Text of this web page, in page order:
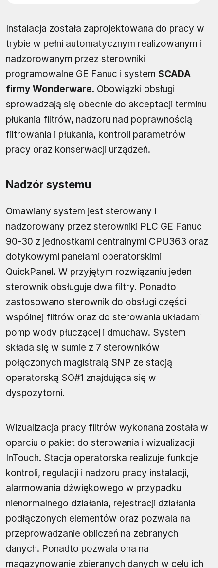
Instalacja została zaprojektowana do pracy w
trybie w pełni automatycznym realizowanym i
nadzorowanym przez sterowniki
programowalne GE Fanuc i system SCADA
firmy Wonderware. Obowiązki obsługi
sprowadzają się obecnie do akceptacji terminu
płukania filtrów, nadzoru nad poprawnością
filtrowania i płukania, kontroli parametrów
pracy oraz konserwacji urządzeń.
Nadzór systemu
Omawiany system jest sterowany i
nadzorowany przez sterowniki PLC GE Fanuc
90-30 z jednostkami centralnymi CPU363 oraz
dotykowymi panelami operatorskimi
QuickPanel. W przyjętym rozwiązaniu jeden
sterownik obsługuje dwa filtry. Ponadto
zastosowano sterownik do obsługi części
wspólnej filtrów oraz do sterowania układami
pomp wody płuczącej i dmuchaw. System
składa się w sumie z 7 sterowników
połączonych magistralą SNP ze stacją
operatorską SO#1 znajdująca się w
dyspozytorni.
Wizualizacja pracy filtrów wykonana została w
oparciu o pakiet do sterowania i wizualizacji
InTouch. Stacja operatorska realizuje funkcje
kontroli, regulacji i nadzoru pracy instalacji,
alarmowania dźwiękowego w przypadku
nienormalnego działania, rejestracji działania
podłączonych elementów oraz pozwala na
przeprowadzanie obliczeń na zebranych
danych. Ponadto pozwala ona na
magazynowanie zbieranych danych w celu ich